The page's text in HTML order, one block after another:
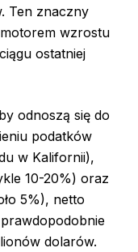
Ten znaczny
wzrostu
ostatniej
odnoszą się do
podatków
w Kalifornii),
10-20%) oraz
5%), netto
dolarów.